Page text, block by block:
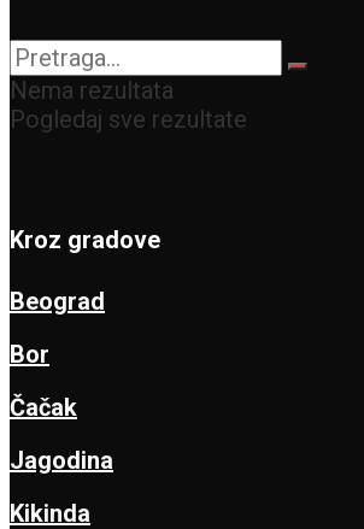
Nema rezultata
Pogledaj sve rezultate
Kroz gradove
Beograd
Bor
Čačak
Jagodina
Kikinda